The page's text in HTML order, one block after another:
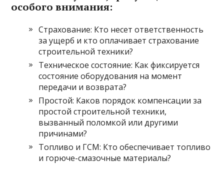
особого внимания:
Страхование: Кто несет ответственность
за ущерб и кто оплачивает страхование
строительной техники?
Техническое состояние: Как фиксируется
состояние оборудования на момент
передачи и возврата?
Простой: Каков порядок компенсации за
простой строительной техники,
вызванный поломкой или другими
причинами?
Топливо и ГСМ: Кто обеспечивает топливо
и горюче-смазочные материалы?